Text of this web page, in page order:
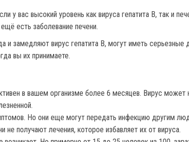
у вас высокий уровень как вируса гепатита В, так и
есть заболевание печени.
и замедляют вирус гепатита В, могут иметь серьезные
вы их принимаете.
в вашем организме более 6 месяцев. Вирус может
Но они еще могут передать инфекцию другим
получают лечения, которое избавляет их от вируса.